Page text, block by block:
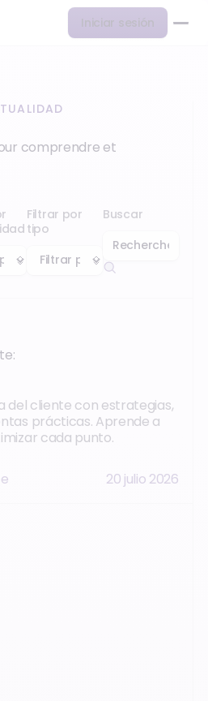
Iniciar sesión
comprendre et
Filtrar por
tipo
Buscar
del cliente con estrategias,
prácticas. Aprende a
cada punto.
20 julio 2026